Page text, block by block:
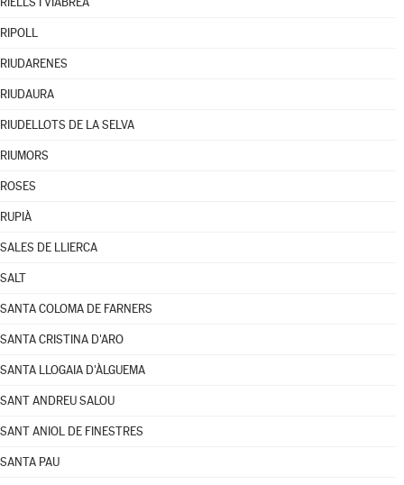
RIPOLL
RIUDARENES
RIUDAURA
RIUDELLOTS DE LA SELVA
RIUMORS
ROSES
RUPIÀ
SALES DE LLIERCA
SALT
SANTA COLOMA DE FARNERS
SANTA CRISTINA D'ARO
SANTA LLOGAIA D'ÀLGUEMA
SANT ANDREU SALOU
SANT ANIOL DE FINESTRES
SANTA PAU